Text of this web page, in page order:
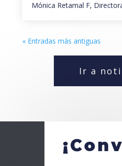
Mónica Retamal F,
« Entradas más antiguas
Ir a